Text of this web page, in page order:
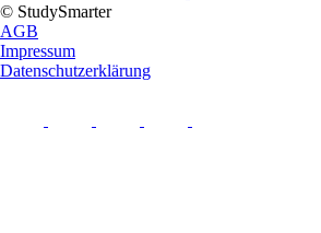
© StudySmarter
AGB
Impressum
Datenschutzerklärung